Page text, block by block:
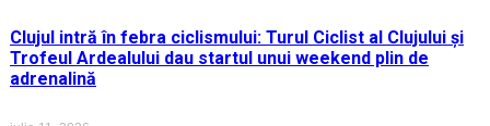
Clujul intră în febra ciclismului: Turul Ciclist al Clujului și
Trofeul Ardealului dau startul unui weekend plin de
adrenalină